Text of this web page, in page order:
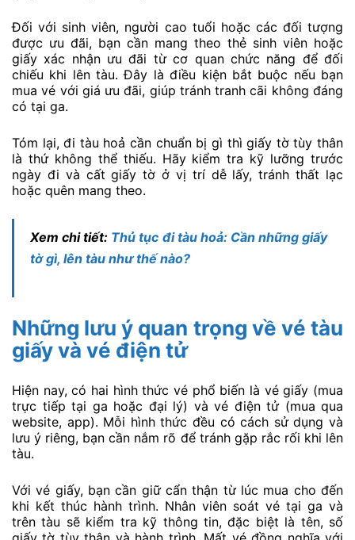
Đối với sinh viên, người cao tuổi hoặc các đối tượng
được ưu đãi, bạn cần mang theo thẻ sinh viên hoặc
giấy xác nhận ưu đãi từ cơ quan chức năng để đối
chiếu khi lên tàu. Đây là điều kiện bắt buộc nếu bạn
mua vé với giá ưu đãi, giúp tránh tranh cãi không đáng
có tại ga.
Tóm lại, đi tàu hoả cần chuẩn bị gì thì giấy tờ tùy thân
là thứ không thể thiếu. Hãy kiểm tra kỹ lưỡng trước
ngày đi và cất giấy tờ ở vị trí dễ lấy, tránh thất lạc
hoặc quên mang theo.
Xem chi tiết: Thủ tục đi tàu hoả: Cần những giấy
tờ gì, lên tàu như thế nào?
Những lưu ý quan trọng về vé tàu
giấy và vé điện tử
Hiện nay, có hai hình thức vé phổ biến là vé giấy (mua
trực tiếp tại ga hoặc đại lý) và vé điện tử (mua qua
website, app). Mỗi hình thức đều có cách sử dụng và
lưu ý riêng, bạn cần nắm rõ để tránh gặp rắc rối khi lên
tàu.
Với vé giấy, bạn cần giữ cẩn thận từ lúc mua cho đến
khi kết thúc hành trình. Nhân viên soát vé tại ga và
trên tàu sẽ kiểm tra kỹ thông tin, đặc biệt là tên, số